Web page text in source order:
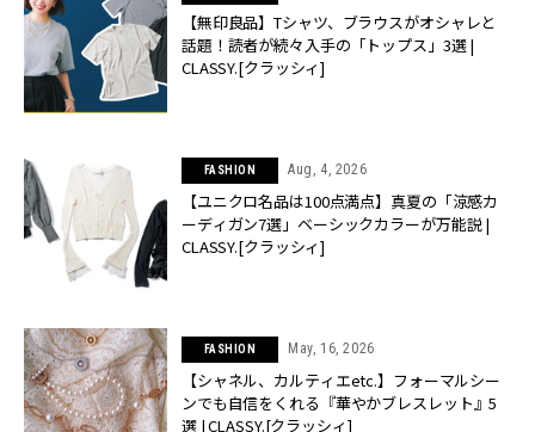
【無印良品】Tシャツ、ブラウスがオシャレと
話題！読者が続々入手の「トップス」3選 |
CLASSY.[クラッシィ]
FASHION Aug, 4, 2026
【ユニクロ名品は100点満点】真夏の「涼感カ
ーディガン7選」ベーシックカラーが万能説 |
CLASSY.[クラッシィ]
FASHION May, 16, 2026
【シャネル、カルティエetc.】フォーマルシー
ンでも自信をくれる『華やかブレスレット』5
選 | CLASSY.[クラッシィ]